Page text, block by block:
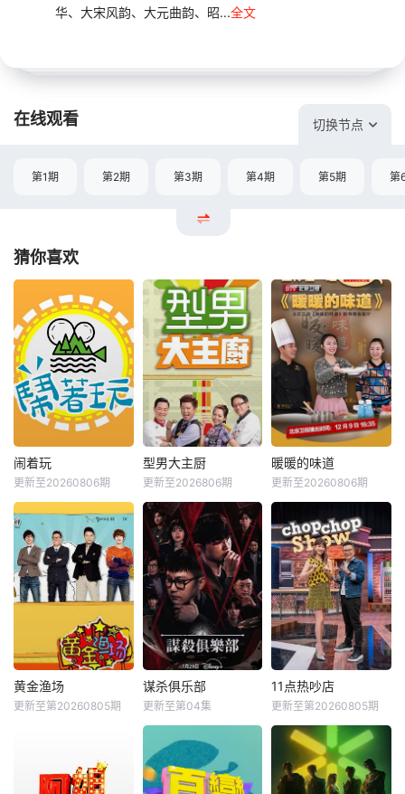
华、大宋风韵、大元曲韵、昭...全文
在线观看 切换节点
第1期 第2期 第3期 第4期 第5期 第
猜你喜欢
闹着玩
更新至20260806期
型男大主厨
更新至2026806期
暖暖的味道
更新至20260806期
黄金渔场
更新至第20260805期
谋杀俱乐部
更新至第04集
11点热吵店
更新至第20260805期